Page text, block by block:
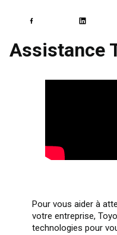
Assistance
Pour vous aider à
votre entreprise,
technologies pour